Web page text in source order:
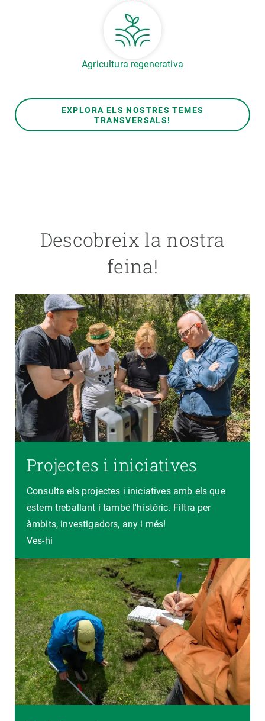
Agricultura regenerativa
EXPLORA ELS NOSTRES TEMES
TRANSVERSALS!
Descobreix la nostra
feina!
Projectes i iniciatives
Consulta els projectes i iniciatives amb els que
estem treballant i també l'històric. Filtra per
àmbits, investigadors, any i més!
Ves-hi